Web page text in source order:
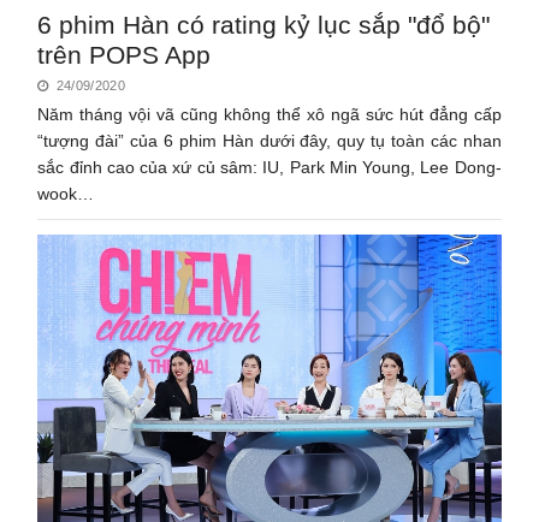
6 phim Hàn có rating kỷ lục sắp "đổ bộ"
trên POPS App
24/09/2020
Năm tháng vội vã cũng không thể xô ngã sức hút đẳng cấp
“tượng đài” của 6 phim Hàn dưới đây, quy tụ toàn các nhan
sắc đỉnh cao của xứ củ sâm: IU, Park Min Young, Lee Dong-
wook…